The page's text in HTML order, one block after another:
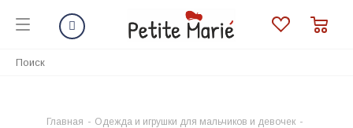
Главная - Одежда и игрушки для мальчиков и девочек -